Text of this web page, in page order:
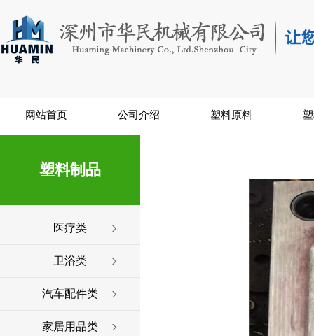
网站首页 公司介绍 塑料原料
塑料制品
医疗类
卫浴类
汽车配件类
家居用品类